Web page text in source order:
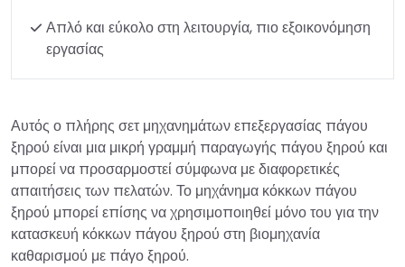
Απλό και εύκολο στη λειτουργία, πιο εξοικονόμηση
εργασίας
Αυτός ο πλήρης σετ μηχανημάτων επεξεργασίας πάγου
ξηρού είναι μια μικρή γραμμή παραγωγής πάγου ξηρού και
μπορεί να προσαρμοστεί σύμφωνα με διαφορετικές
απαιτήσεις των πελατών. Το μηχάνημα κόκκων πάγου
ξηρού μπορεί επίσης να χρησιμοποιηθεί μόνο του για την
κατασκευή κόκκων πάγου ξηρού στη βιομηχανία
καθαρισμού με πάγο ξηρού.